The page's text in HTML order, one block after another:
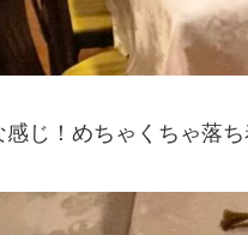
感じ！めちゃくちゃ落